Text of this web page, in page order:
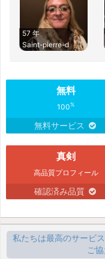
57 年
Saint-pierre-d
無料
100%
無料サービス
真剣
高品質プロフィール
確認済み品質
私たちは最高のサービ
ご